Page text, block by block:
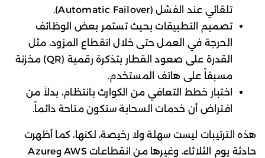
تلقائي عند الفشل (Automatic Failover).
تصميم التطبيقات بحيث تستمر بعض الوظائف
الحرجة في العمل حتى خلال انقطاع المزود، مثل
القدرة على صعود القطار بتذكرة رقمية (QR) مخزنة
مسبقاً على هاتف المستخدم.
اختبار خطط التعافي من الكوارث بانتظام، بدلاً من
افتراض أن خدمات السحابة ستكون متاحة دائماً.
هذه الترتيبات ليست سهلة ولا رخيصة، لكنها، كما أظهرت
حادثة يوم الثلاثاء، وغيرها من انقطاعات AWS وAzure